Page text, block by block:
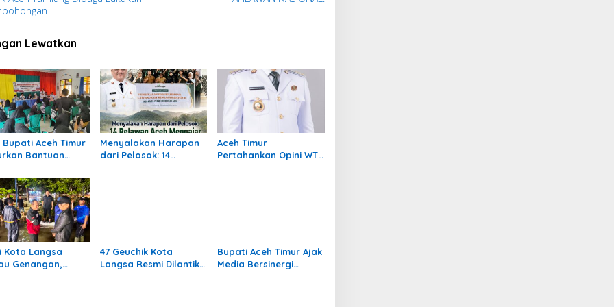
Lewatkan
Bupati Aceh Timur
Bantuan
Banjir di
Menyalakan Harapan
dari Pelosok: 14
Aceh Timur
Pertahankan Opini WTP
Kota Langsa
Genangan,
47 Geuchik Kota
Langsa Resmi Dilantik,
Bupati Aceh Timur Ajak
Media Bersinergi